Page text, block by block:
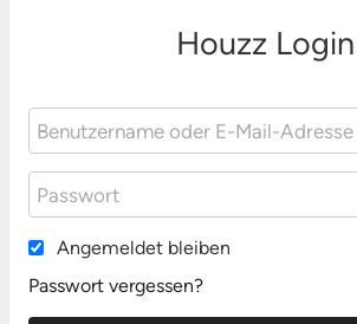
Houzz Login
Angemeldet bleiben
Passwort vergessen?